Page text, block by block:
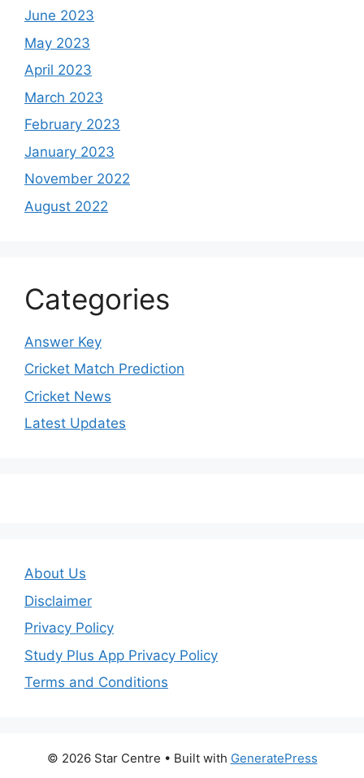
June 2023
May 2023
April 2023
March 2023
February 2023
January 2023
November 2022
August 2022
Categories
Answer Key
Cricket Match Prediction
Cricket News
Latest Updates
About Us
Disclaimer
Privacy Policy
Study Plus App Privacy Policy
Terms and Conditions
© 2026 Star Centre • Built with GeneratePress